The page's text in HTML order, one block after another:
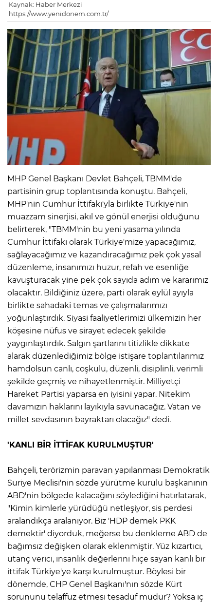
Kaynak: Haber Merkezi
https://www.yenidonem.com.tr/
MHP Genel Başkanı Devlet Bahçeli, TBMM'de
partisinin grup toplantısında konuştu. Bahçeli,
MHP'nin Cumhur İttifakı'yla birlikte Türkiye'nin
muazzam sinerjisi, akıl ve gönül enerjisi olduğunu
belirterek, "TBMM'nin bu yeni yasama yılında
Cumhur İttifakı olarak Türkiye'mize yapacağımız,
sağlayacağımız ve kazandıracağımız pek çok yasal
düzenleme, insanımızı huzur, refah ve esenliğe
kavuşturacak yine pek çok sayıda adım ve kararımız
olacaktır. Bildiğiniz üzere, parti olarak eylül ayıyla
birlikte sahadaki temas ve çalışmalarımızı
yoğunlaştırdık. Siyasi faaliyetlerimizi ülkemizin her
köşesine nüfus ve sirayet edecek şekilde
yaygınlaştırdık. Salgın şartlarını titizlikle dikkate
alarak düzenlediğimiz bölge istişare toplantılarımız
hamdolsun canlı, coşkulu, düzenli, disiplinli, verimli
şekilde geçmiş ve nihayetlenmiştir. Milliyetçi
Hareket Partisi yaparsa en iyisini yapar. Nitekim
davamızın haklarını layıkıyla savunacağız. Vatan ve
millet sevdasının bayraktarı olacağız" dedi.
'KANLI BİR İTTİFAK KURULMUŞTUR'
Bahçeli, terörizmin paravan yapılanması Demokratik
Suriye Meclisi'nin sözde yürütme kurulu başkanının
ABD'nin bölgede kalacağını söylediğini hatırlatarak,
"Kimin kimlerle yürüdüğü netleşiyor, sis perdesi
aralandıkça aralanıyor. Biz 'HDP demek PKK
demektir' diyorduk, meğerse bu denkleme ABD de
bağımsız değişken olarak eklenmiştir. Yüz kızartıcı,
utanç verici, insanlık değerlerini hiçe sayan kanlı bir
ittifak Türkiye'ye karşı kurulmuştur. Böylesi bir
dönemde, CHP Genel Başkanı'nın sözde Kürt
sorununu telaffuz etmesi tesadüf müdür? Yoksa iç